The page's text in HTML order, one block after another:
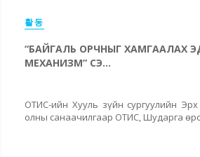
활동
“БАЙГАЛЬ ОРЧНЫГ ХАМГААЛАХ
МЕХАНИЗМ” СЭ...
ОТИС-ийн Хууль зүйн сургуулийн
олны санаачилгаар ОТИС, Шударга